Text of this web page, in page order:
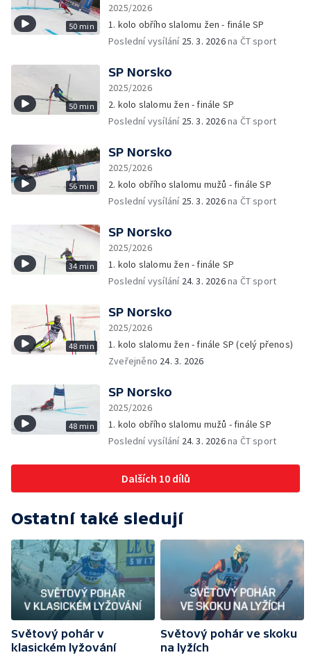
50 min
2025/2026
1. kolo obřího slalomu žen - finále SP
Poslední vysílání 25. 3. 2026na ČT sport
50 min
SP Norsko
2025/2026
2. kolo slalomu žen - finále SP
Poslední vysílání 25. 3. 2026na ČT sport
56 min
SP Norsko
2025/2026
2. kolo obřího slalomu mužů - finále SP
Poslední vysílání 25. 3. 2026na ČT sport
34 min
SP Norsko
2025/2026
1. kolo slalomu žen - finále SP
Poslední vysílání 24. 3. 2026na ČT sport
48 min
SP Norsko
2025/2026
1. kolo slalomu žen - finále SP (celý přenos)
Zveřejněno 24. 3. 2026
48 min
SP Norsko
2025/2026
1. kolo obřího slalomu mužů - finále SP
Poslední vysílání 24. 3. 2026na ČT sport
Dalších 10 dílů
Ostatní také sledují
Světový pohár v
klasickém lyžování
Světový pohár ve skoku
na lyžích